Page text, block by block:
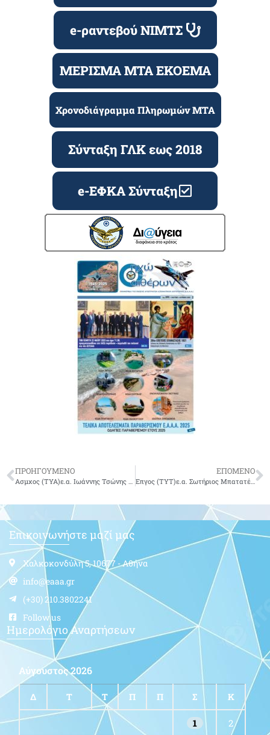
e-ραντεβού ΝΙΜΤΣ
ΜΕΡΙΣΜΑ ΜΤΑ ΕΚΟΕΜΑ
Χρονοδιάγραμμα Πληρωμών ΜΤΑ
Σύνταξη ΓΛΚ εως 2018
e-ΕΦΚΑ Σύνταξη
ΠΡΟΗΓΟΥΜΕΝΟ
Ασμχος (ΤΥΑ)ε.α. Ιωάννης Τσώνης του Φώτιου-δεν είναι πια μαζί μας.
ΕΠΟΜΕΝΟ
Επγος (ΤΥΤ)ε.α. Σωτήριος Μπατατέγας του Αποστόλου-δεν είναι πια μαζί μας.
Επικοινωνήστε μαζί μας
Χαλκοκονδύλη 5, 10677 - Αθήνα
info@eaaa.gr
(+30) 210.3802241
Follow us
Ημερολόγιο Αναρτήσεων
Αύγουστος 2026
Δ Τ Τ Π Π Σ Κ
1 2